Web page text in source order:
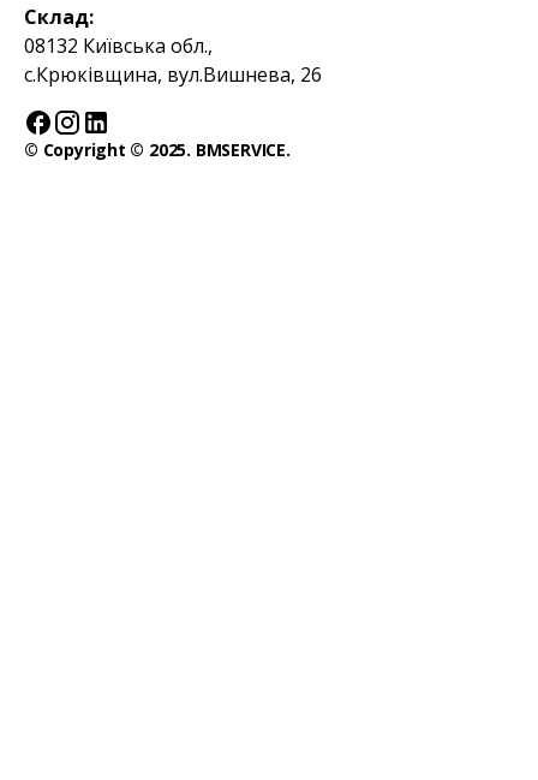
Склад:
08132 Київська обл.,
с.Крюківщина, вул.Вишнева, 26
© Copyright © 2025. BMSERVICE.